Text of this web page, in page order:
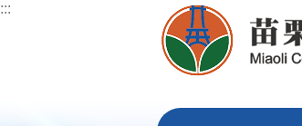
跳到主要內容區塊
:::